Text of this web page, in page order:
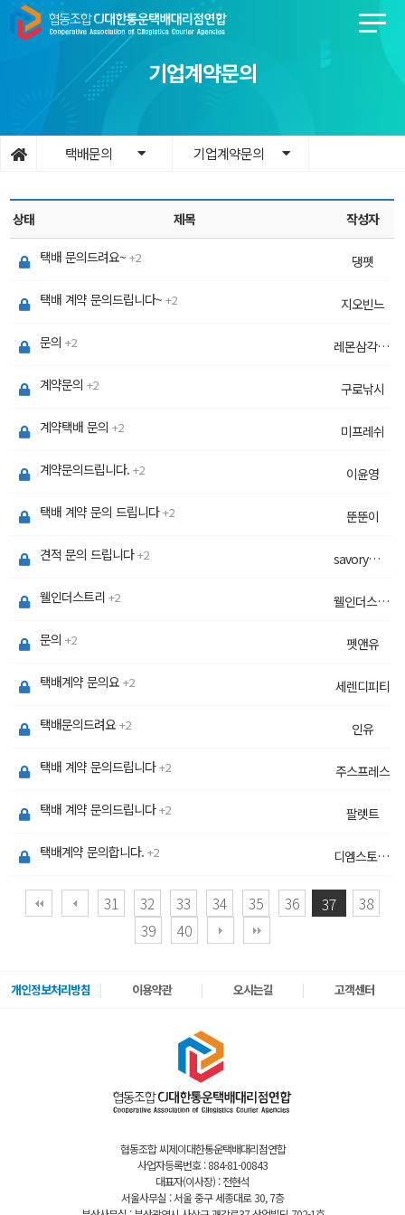
기업계약문의
택배문의 기업계약문의
상태 제목 작성자
택배 문의드려요~ 2 댕펫
택배 계약 문의드립니다~ 2 지오빈느
문의 2 레몬삼각베개
계약문의 2 구로낚시
계약택배 문의 2 미프레쉬
계약문의드립니다. 2 이윤영
택배 계약 문의 드립니다 2 뚠뚠이
견적 문의 드립니다 2 savorymarket
웰인더스트리 2 웰인더스트리
문의 2 펫앤유
택배계약 문의요 2 세렌디피티
택배문의드려요 2 인유
택배 계약 문의드립니다 2 주스프레스
택배 계약 문의드립니다 2 팔렛트
택배계약 문의합니다. 2 디엠스토리지
31 32 33 34 35 36 37
38
39
40
개인정보처리방침 이용약관 오시는길 고객센터
협동조합 씨제이대한통운택배대리점연합
사업자등록번호 : 884-81-00843
대표자(이사장) : 전현석
서울사무실 : 서울 중구 세종대로 30, 7층